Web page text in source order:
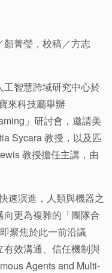
顏菁瑩，校稿／方志
智慧跨域研究中心於
來科技廳舉辦
」研討會，邀請美
Sycara 教授，以及匹
教授擔任主講，由
速演進，人類與機器之
更為複雜的「團隊合
聚焦於此一前沿議
效溝通、信任機制與
Agents and Multi-